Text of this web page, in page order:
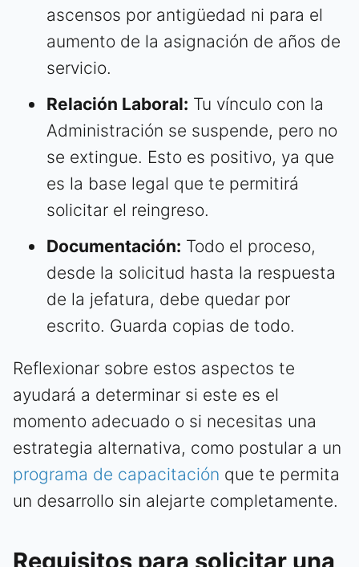
ascensos por antigüedad ni para el
aumento de la asignación de años de
servicio.
Relación Laboral: Tu vínculo con la
Administración se suspende, pero no
se extingue. Esto es positivo, ya que
es la base legal que te permitirá
solicitar el reingreso.
Documentación: Todo el proceso,
desde la solicitud hasta la respuesta
de la jefatura, debe quedar por
escrito. Guarda copias de todo.
Reflexionar sobre estos aspectos te
ayudará a determinar si este es el
momento adecuado o si necesitas una
estrategia alternativa, como postular a un
programa de capacitación que te permita
un desarrollo sin alejarte completamente.
Requisitos para solicitar una